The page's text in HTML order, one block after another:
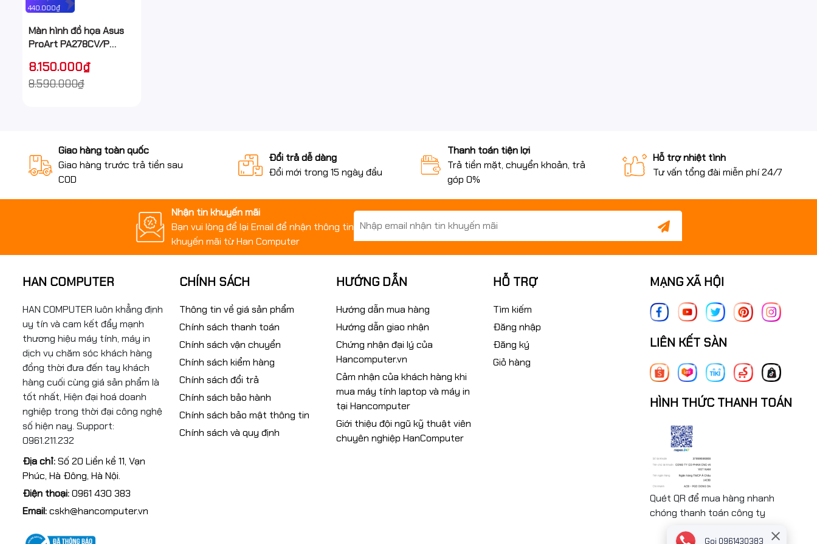
440.000₫
Màn hình đồ họa Asus
ProArt PA278CV/P
(2560×1440)/ 5ms/
75HZ/ 350cd/m2/ IPS/
8.150.000₫
8.590.000₫
Giao hàng toàn quốc
Giao hàng trước trả tiền sau
COD
Đổi trả dễ dàng
Đổi mới trong 15 ngày đầu
Thanh toán tiện lợi
Trả tiền mặt, chuyển khoản, trả
góp 0%
Hỗ trợ nhiệt tình
Tư vấn tổng đài miễn phí 24/7
Nhận tin khuyến mãi
Bạn vui lòng để lại Email để nhận thông tin
khuyến mãi từ Han Computer
HAN COMPUTER
HAN COMPUTER luôn khẳng định
uy tín và cam kết đẩy mạnh
thương hiệu máy tính, máy in
dịch vụ chăm sóc khách hàng
đồng thời đưa đến tay khách
hàng cuối cùng giá sản phẩm là
tốt nhất, Hiện đại hoá doanh
nghiệp trong thời đại công nghệ
số hiện nay. Support:
0961.211.232
Địa chỉ:Số 20 Liền kề 11, Vạn
Phúc, Hà Đông, Hà Nội.
Điện thoại:0961 430 383
Email:cskh@hancomputer.vn
CHÍNH SÁCH
Thông tin về giá sản phẩm
Chính sách thanh toán
Chính sách vận chuyển
Chính sách kiểm hàng
Chính sách đổi trả
Chính sách bảo hành
Chính sách bảo mật thông tin
Chính sách và quy định
HƯỚNG DẪN
Hướng dẫn mua hàng
Hướng dẫn giao nhận
Chứng nhận đại lý của
Hancomputer.vn
Cảm nhận của khách hàng khi
mua máy tính laptop và máy in
tại Hancomputer
Giới thiệu đội ngũ kỹ thuật viên
chuyên nghiệp HanComputer
HỖ TRỢ
Tìm kiếm
Đăng nhập
Đăng ký
Giỏ hàng
MẠNG XÃ HỘI
LIÊN KẾT SÀN
HÌNH THỨC THANH TOÁN
Quét QR để mua hàng nhanh
chóng thanh toán công ty
Gọi 0961430383